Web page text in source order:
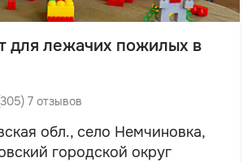
для лежачих пожилых в
7 отзывов
обл., село Немчиновка,
городской округ